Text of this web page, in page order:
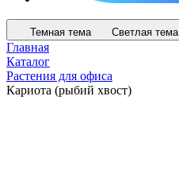
Темная тема Светлая тема
Главная
Каталог
Растения для офиса
Кариота (рыбий хвост)